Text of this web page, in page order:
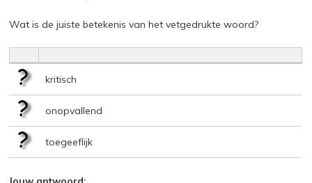
Wat is de juiste betekenis van het vetgedrukte woord?
kritisch
onopvallend
toegeeflijk